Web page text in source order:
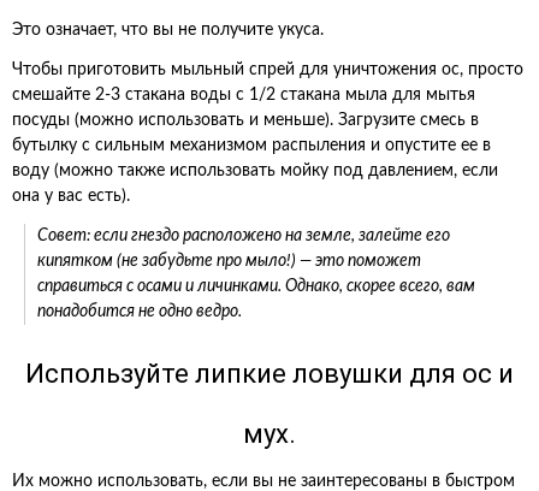
Это означает, что вы не получите укуса.
Чтобы приготовить мыльный спрей для уничтожения ос, просто
смешайте 2-3 стакана воды с 1/2 стакана мыла для мытья
посуды (можно использовать и меньше). Загрузите смесь в
бутылку с сильным механизмом распыления и опустите ее в
воду (можно также использовать мойку под давлением, если
она у вас есть).
Совет: если гнездо расположено на земле, залейте его
кипятком (не забудьте про мыло!) — это поможет
справиться с осами и личинками. Однако, скорее всего, вам
понадобится не одно ведро.
Используйте липкие ловушки для ос и
мух.
Их можно использовать, если вы не заинтересованы в быстром